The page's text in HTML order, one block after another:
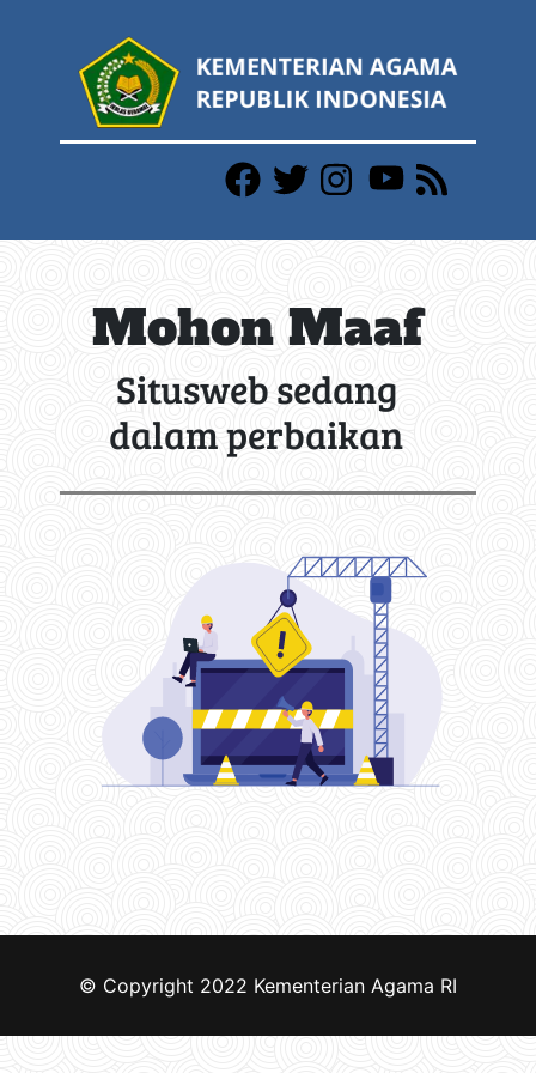
Mohon Maaf
Situsweb sedang
dalam perbaikan
© Copyright 2022 Kementerian Agama RI